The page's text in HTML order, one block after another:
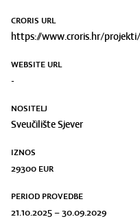
CRORIS URL
https://www.croris.hr/
WEBSITE URL
-
NOSITELJ
Sveučilište Sjever
IZNOS
29300 eur
PERIOD PROVEDBE
21.10.2025 – 30.09.2029